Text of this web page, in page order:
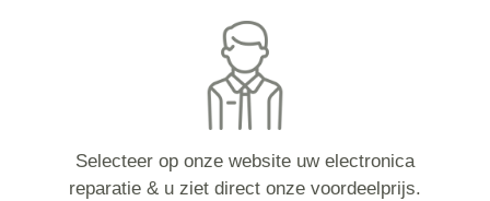
Selecteer op onze website uw electronica
reparatie & u ziet direct onze voordeelprijs.